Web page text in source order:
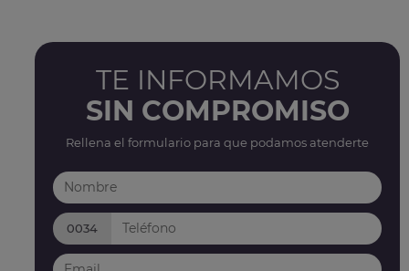
TE INFORMAMOS
SIN COMPROMISO
Rellena el formulario para que podamos atenderte
0034